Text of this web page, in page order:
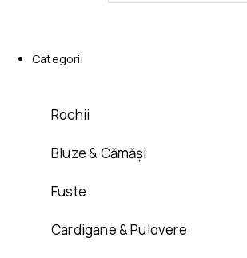
Categorii
Rochii
Bluze & Cămăși
Fuste
Cardigane & Pulovere